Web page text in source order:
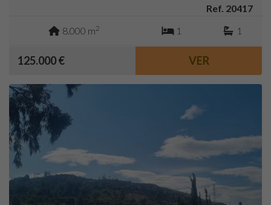
Ref. 20417
8.000 m2 1 1
125.000 € VER